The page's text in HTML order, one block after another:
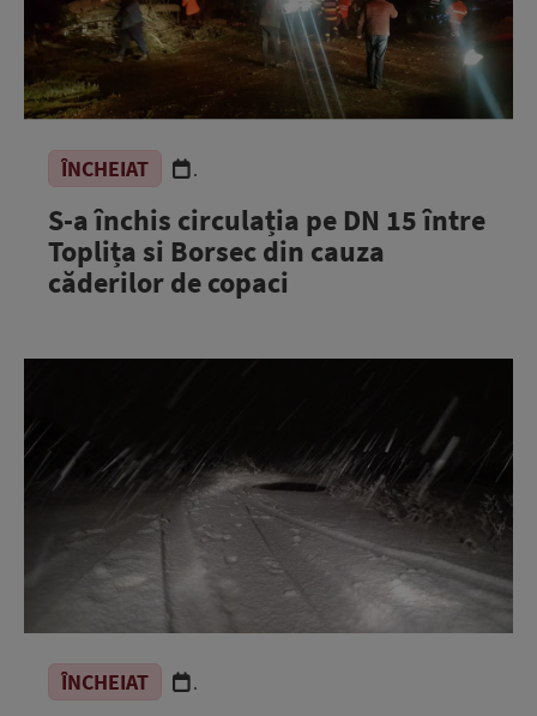
ÎNCHEIAT .
S-a închis circulația pe DN 15 între
Toplița si Borsec din cauza
căderilor de copaci
ÎNCHEIAT .